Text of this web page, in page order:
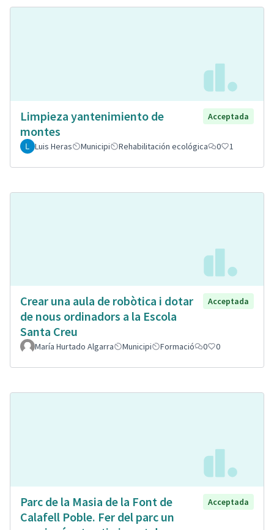
Limpieza yantenimiento de
montes
Acceptada
Luis Heras Municipi Rehabilitación ecológica 0 1
Crear una aula de robòtica i dotar
de nous ordinadors a la Escola
Santa Creu
Acceptada
María Hurtado Algarra Municipi Formació 0 0
Parc de la Masia de la Font de
Calafell Poble. Fer del parc un
Acceptada